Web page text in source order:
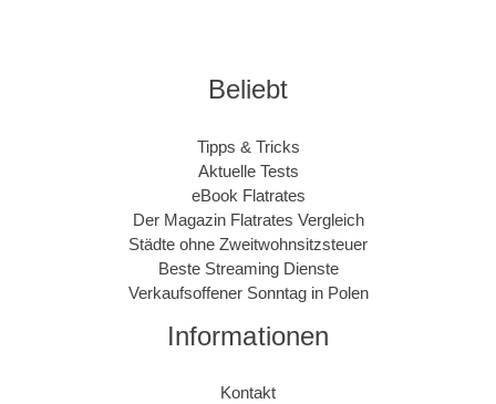
Beliebt
Tipps & Tricks
Aktuelle Tests
eBook Flatrates
Der Magazin Flatrates Vergleich
Städte ohne Zweitwohnsitzsteuer
Beste Streaming Dienste
Verkaufsoffener Sonntag in Polen
Informationen
Kontakt